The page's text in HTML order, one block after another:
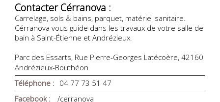
Contacter Cérranova :
Carrelage, sols & bains, parquet, matériel sanitaire.
Cérranova vous guide dans les travaux de votre salle de
bain à Saint-Étienne et Andrézieux.
Parc des Essarts, Rue Pierre-Georges Latécoère, 42160
Andrézieux-Bouthéon
Téléphone : 04 77 73 51 47
Facebook :
/cerranova